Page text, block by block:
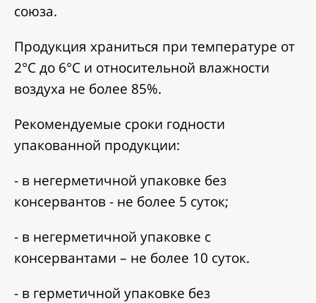
союза.
Продукция храниться при температуре от
2°С до 6°С и относительной влажности
воздуха не более 85%.
Рекомендуемые сроки годности
упакованной продукции:
- в негерметичной упаковке без
консервантов - не более 5 суток;
- в негерметичной упаковке с
консервантами – не более 10 суток.
- в герметичной упаковке без